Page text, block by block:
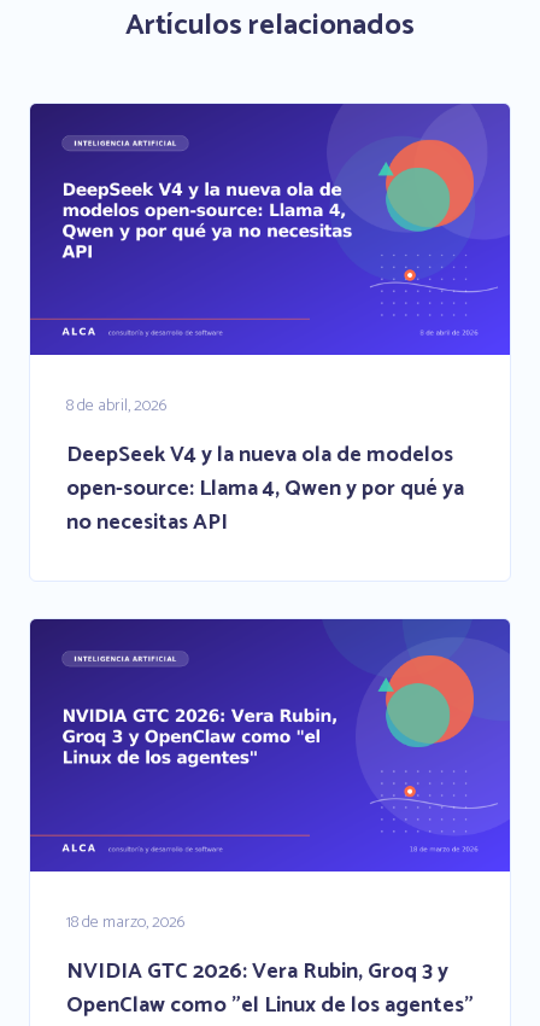
Artículos relacionados
8 de abril, 2026
DeepSeek V4 y la nueva ola de modelos
open-source: Llama 4, Qwen y por qué ya
no necesitas API
18 de marzo, 2026
NVIDIA GTC 2026: Vera Rubin, Groq 3 y
OpenClaw como "el Linux de los agentes"